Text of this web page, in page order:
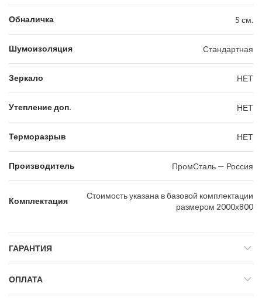
Обналичка 5 см.
Шумоизоляция Стандартная
Зеркало НЕТ
Утепление доп. НЕТ
Терморазрыв НЕТ
Производитель ПромСталь — Россия
Комплектация
Стоимость указана в базовой комплектации
размером 2000х800
ГАРАНТИЯ
ОПЛАТА